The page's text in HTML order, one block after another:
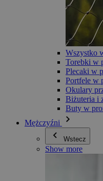
Wszystko
Torebki w
Plecaki w
Portfele w
Okulary
Biżuteria i
Buty w
Mężczyźni
Wstecz
Show more